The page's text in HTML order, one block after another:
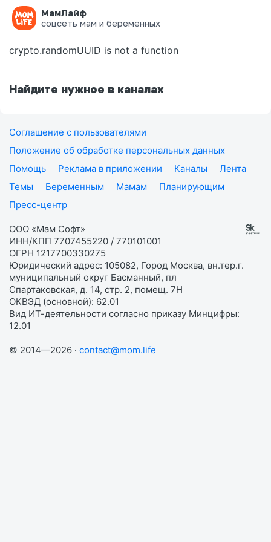
МамЛайф
соцсеть мам и беременных
Ошибка на странице
crypto.randomUUID is not a function
Найдите нужное в каналах
Соглашение с пользователями
Положение об обработке персональных данных
Помощь
Реклама в приложении Каналы
Лента
Темы
Беременным Мамам
Планирующим
Пресс-центр
ООО «Мам Софт»
ИНН/КПП 7707455220 / 770101001
ОГРН 1217700330275
Юридический адрес: 105082, Город Москва, вн.тер.г.
муниципальный округ Басманный, пл
Спартаковская, д. 14, стр. 2, помещ. 7Н
ОКВЭД (основной): 62.01
Вид ИТ-деятельности согласно приказу Минцифры:
12.01
© 2014—2026 · contact@mom.life